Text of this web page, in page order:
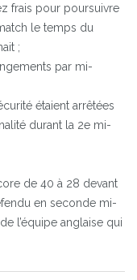
frais pour poursuivre
le temps du
;
par mi-
étaient arrêtées
durant la 2e mi-
de 40 à 28 devant
en seconde mi-
l’équipe anglaise qui